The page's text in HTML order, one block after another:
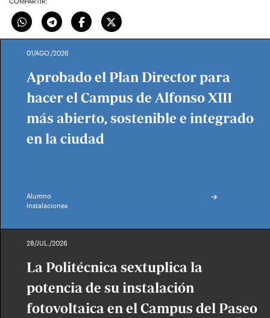
01/AGO./2026
Aprobado el Plan Director para
hacer el Campus de Alfonso XIII
más abierto, sostenible e integrado
en la ciudad
Alumno
Instalaciones
28/JUL./2026
La Politécnica sextuplica la
potencia de su instalación
fotovoltaica en el Campus del Paseo